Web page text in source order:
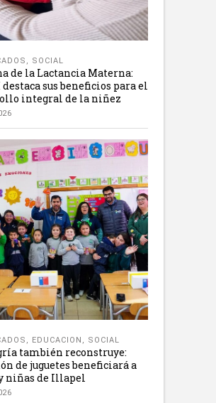
SOCIAL
de la Lactancia Materna:
sus beneficios para el
integral de la niñez
, EDUCACION , SOCIAL
también reconstruye:
de juguetes beneficiará a
niñas de Illapel